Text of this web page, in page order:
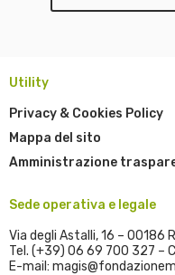
Utility
Privacy & Cookies Policy
Mappa del sito
Amministrazione
Sede operativa e legale
Via degli Astalli, 16 – 00186
Tel. (+39) 06 69 700 327 –
E-mail: